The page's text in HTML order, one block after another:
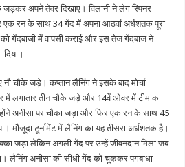
अपने तेवर दिखाए। विलानी ने लेग स्पिनर
एक रन के साथ 34 गेंद में अपना आठवां अर्धशतक पूरा
गेंदबाजी में वापसी कराई और इस तेज गेंदबाज ने
चौके जड़े। कप्तान लैनिंग ने इसके बाद मोर्चा
लगातार तीन चौके जड़े और 14वें ओवर में टीम का
अनीसा पर चौका जड़ा और फिर एक रन के साथ 45
मौजूदा टूर्नामेंट में लैनिंग का यह तीसरा अर्धशतक है।
जड़ा लेकिन अगली गेंद पर उन्हें जीवनदान मिला जब
लैनिंग अनीसा की सीधी गेंद को चूककर पगबाधा